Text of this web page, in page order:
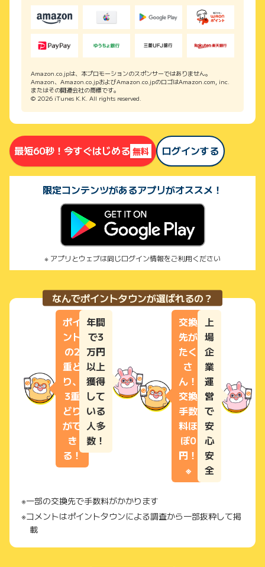
Amazon.co.jpは、本プロモーションのスポンサーではありません。
Amazon、Amazon.co.jpおよびAmazon.co.jpのロゴはAmazon.com, inc.
またはその関連会社の商標です。
© 2026 iTunes K.K. All rights reserved.
まずは登録しよう！
最短60秒！今すぐはじめる 無料 ログインする
限定コンテンツがあるアプリがオススメ！
アプリとウェブは同じログイン情報をご利用ください
なんでポイントタウンが選ばれるの？
ポイ
ント
の2
重ど
り、
3重
どり
がで
き
る！
年間
で3
万円
以上
獲得
して
いる
人多
数！
交換
先が
たく
さ
ん！
交換
手数
料ほ
ぼ0
円！
※
上
場
企
業
運
営
で
安
心
安
全
一部の交換先で手数料がかかります
コメントはポイントタウンによる調査から一部抜粋して掲
載